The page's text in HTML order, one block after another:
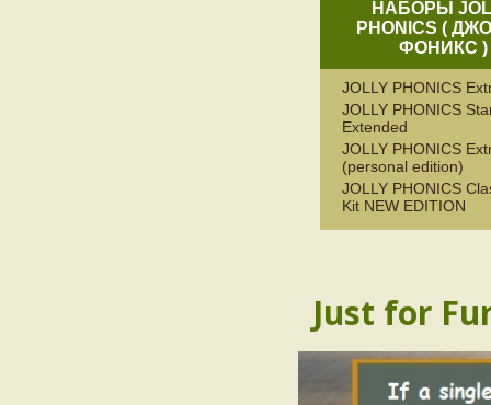
НАБОРЫ
PHONICS (
ФОНИКС )
JOLLY PHONICS
JOLLY PHONICS
Extended
JOLLY PHONICS
(personal edition)
JOLLY PHONICS
Kit NEW EDITION
Just for